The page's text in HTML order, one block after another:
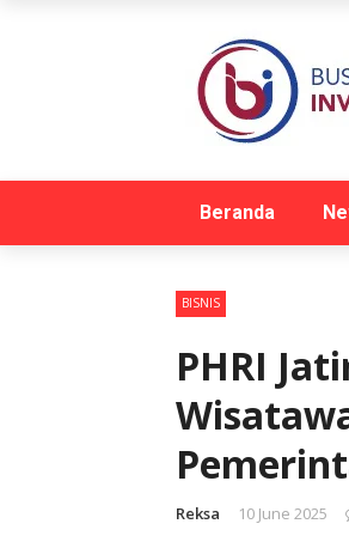
Beranda
BISNIS
PHRI
Reksa 10 June 2025